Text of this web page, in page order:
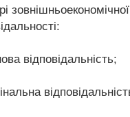
відповідальність;